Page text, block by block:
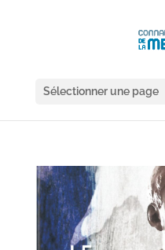
Sélectionner une page